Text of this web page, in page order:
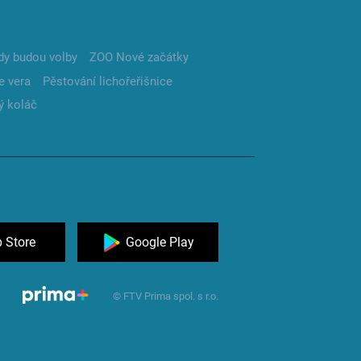
budou volby
ZOO Nové začátky
vera
Pěstování lichořeřišnice
koláč
Store Google Play
© FTV Prima spol. s r.o.